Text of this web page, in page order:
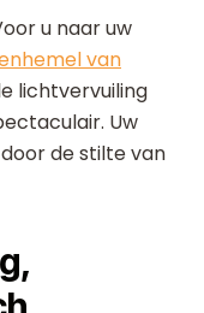
u naar uw
van
lichtvervuiling
Uw
de stilte van